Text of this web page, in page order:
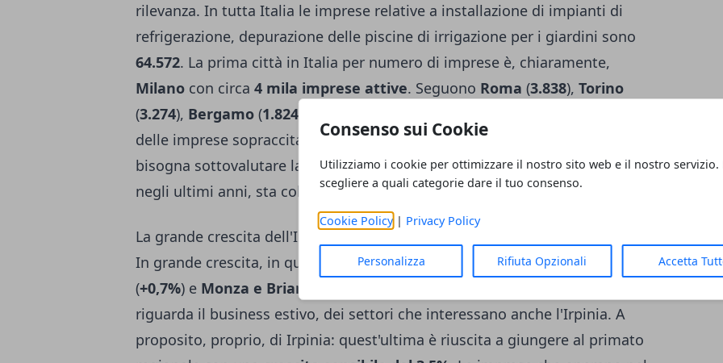
Consenso sui Cookie
Utilizziamo i cookie per ottimizzare il nostro sito web e il nostro servizio.
scegliere a quali categorie dare il tuo consenso.
Cookie Policy| Privacy Policy
Personalizza Rifiuta Opzionali Accetta
rilevanza. In tutta Italia le imprese relative a installazione di impianti di
refrigerazione, depurazione delle piscine di irrigazione per i giardini sono
64.572. La prima città in Italia per numero di imprese è, chiaramente,
Milano con circa 4 mila imprese attive. Seguono Roma (3.838), Torino
(3.274), Bergamo (1.824
delle imprese sopraccitate ci sono certamente quelle settentrionali, ma non
bisogna sottovalutare la crescita del sud, a partire dalla città di Napoli che,
negli ultimi anni, sta colmando il gap con le altre grandi città italiane.
La grande crescita dell'Irpinia e il primato regionale
In grande crescita, in quest'ultimo anno, ci sono
Napoli(+2,4%),Venezia
(+0,7%) e Monza e Brianza
riguarda il business estivo, dei settori che interessano anche l'Irpinia. A
proposito, proprio, di Irpinia: quest'ultima è riuscita a giungere al primato